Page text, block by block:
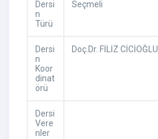
Dersi
n
Türü
Seçmeli
Dersi
n
Koor
dinat
örü
Doç.Dr. FİLİZ CİCİOĞLU
Dersi
Vere
nler